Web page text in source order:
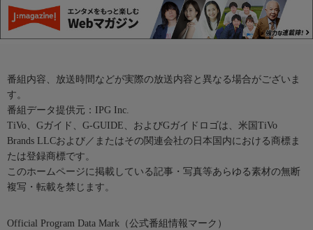
番組内容、放送時間などが実際の放送内容と異なる場合がございま
す。
番組データ提供元：IPG Inc.
TiVo、Gガイド、G-GUIDE、およびGガイドロゴは、米国TiVo
Brands LLCおよび／またはその関連会社の日本国内における商標ま
たは登録商標です。
このホームページに掲載している記事・写真等あらゆる素材の無断
複写・転載を禁じます。
Official Program Data Mark（公式番組情報マーク）